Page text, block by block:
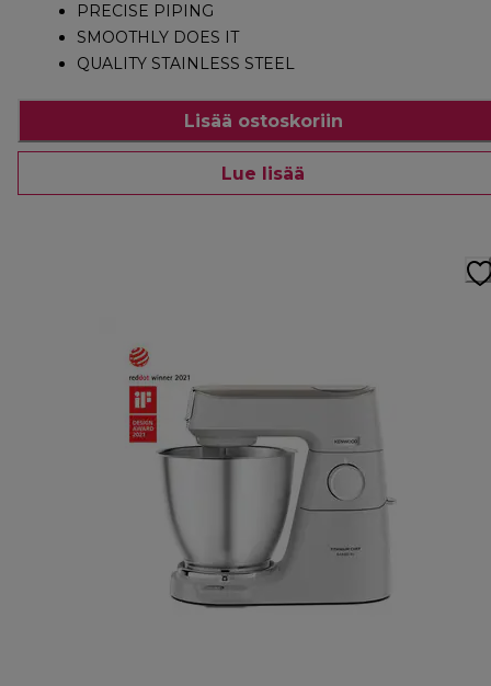
PRECISE PIPING
SMOOTHLY DOES IT
QUALITY STAINLESS STEEL
Lisää ostoskoriin
Lue lisää